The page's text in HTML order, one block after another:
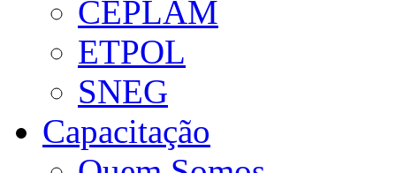
CEPLAM
ETPOL
SNEG
Capacitação